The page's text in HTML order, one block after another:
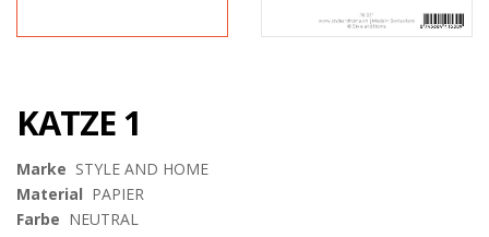
KATZE 1
Marke STYLE AND HOME
Material PAPIER
Farbe NEUTRAL